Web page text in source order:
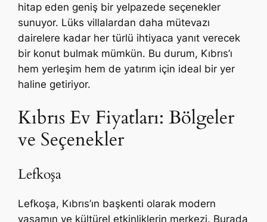
hitap eden geniş bir yelpazede seçenekler
sunuyor. Lüks villalardan daha mütevazı
dairelere kadar her türlü ihtiyaca yanıt verecek
bir konut bulmak mümkün. Bu durum, Kıbrıs’ı
hem yerleşim hem de yatırım için ideal bir yer
haline getiriyor.
Kıbrıs Ev Fiyatları: Bölgeler
ve Seçenekler
Lefkoşa
Lefkoşa, Kıbrıs’ın başkenti olarak modern
yaşamın ve kültürel etkinliklerin merkezi. Burada